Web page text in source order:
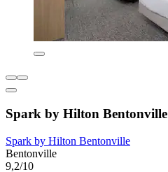
Spark by Hilton Bentonville
Spark by Hilton Bentonville
Bentonville
9,2/10